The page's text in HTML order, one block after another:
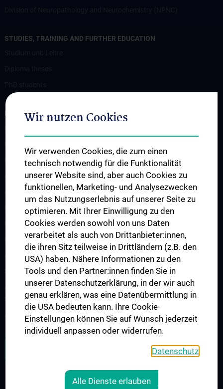
STUDIES, TRAINING AND FURTHER EDUCATION
RESEARCH
Memory disorders and dementia
Arbeitsgruppe Epilepsie
Arbeitsgruppe für Idiopathische intrakranielle Hypertension (IIH)
Neurogenetics
Research Group „Neuroinflammatory Diseases”
Neuromuscular Diseases Research Group
Arbeitsgruppe für Neuroonkologie
Science & Research of the working group "Neuropsychology"
Arbeitsgruppe für Schlafstörungen und schlafassoziierte
Störungen
Arbeitsgruppe für Schwindel- und Gleichgewichtsstörungen
Wir nutzen Cookies
Wir verwenden Cookies, die zum einen
technisch notwendig für die Funktionalität
unserer Website sind, aber auch Cookies zu
funktionellen, Marketing- und Analysezwecken
um das Nutzungserlebnis auf unserer Seite zu
optimieren. Mit Ihrer Einwilligung zu den
Cookies werden sowohl von uns Daten
verarbeitet als auch von Drittanbieter:innen,
die ihren Sitz teilweise in Drittländern (z.B. den
USA) haben. Nähere Informationen zu den
Tools und den Partner:innen finden Sie in
unserer Datenschutzerklärung, in der wir auch
genau erklären, was eine Datenübermittlung in
die USA bedeuten kann. Ihre Cookie-
Einstellungen können Sie auf Wunsch jederzeit
individuell anpassen oder widerrufen.
Datenschutz
Alle Dienste erlauben